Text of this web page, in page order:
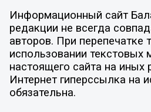
Информационный сайт
редакции не всегда
авторов. При перепечатке
использовании текстовых
настоящего сайта на иных
Интернет гиперссылка на
обязательна.